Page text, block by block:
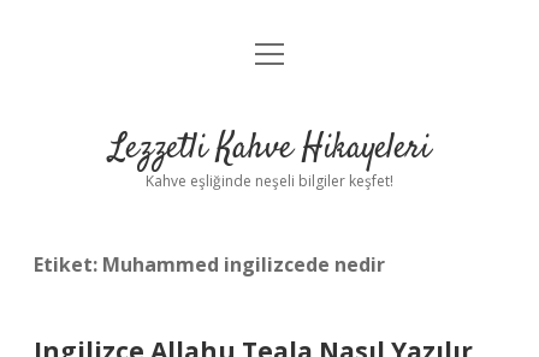
Anasayfa
Yasal Uyarı
menüyü
Lezzetli Kahve Hikayeleri
Kahve eşliğinde neşeli bilgiler keşfet!
Etiket: Muhammed ingilizcede nedir